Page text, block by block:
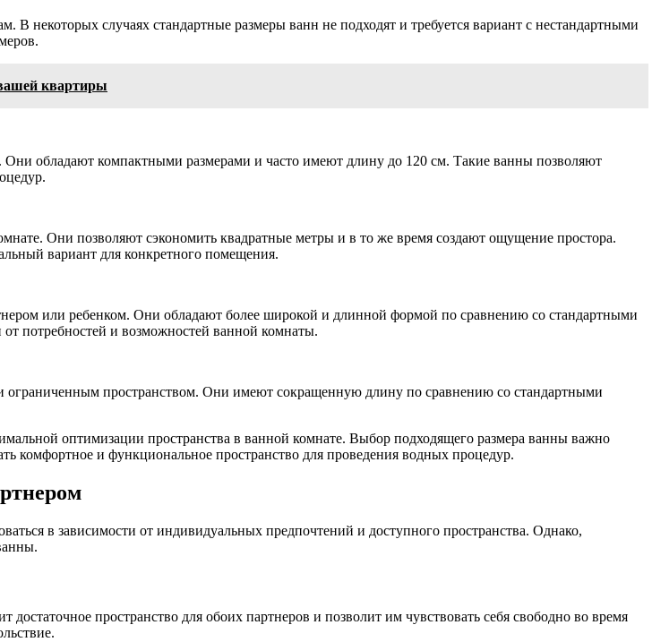
некоторых случаях стандартные размеры ванн не подходят и требуется вариант с нестандартными
квартиры
обладают компактными размерами и часто имеют длину до 120 см. Такие ванны позволяют
Они позволяют сэкономить квадратные метры и в то же время создают ощущение простора.
вариант для конкретного помещения.
или ребенком. Они обладают более широкой и длинной формой по сравнению со стандартными
потребностей и возможностей ванной комнаты.
пространством. Они имеют сокращенную длину по сравнению со стандартными
оптимизации пространства в ванной комнате. Выбор подходящего размера ванны важно
комфортное и функциональное пространство для проведения водных процедур.
в зависимости от индивидуальных предпочтений и доступного пространства. Однако,
пространство для обоих партнеров и позволит им чувствовать себя свободно во время